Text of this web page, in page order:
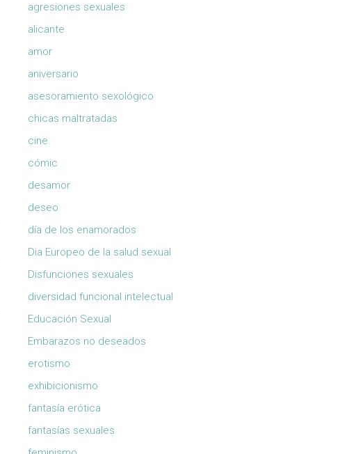
agresiones sexuales
alicante
amor
aniversario
asesoramiento sexológico
chicas maltratadas
cine
cómic
desamor
deseo
día de los enamorados
Dia Europeo de la salud sexual
Disfunciones sexuales
diversidad funcional intelectual
Educación Sexual
Embarazos no deseados
erotismo
exhibicionismo
fantasía erótica
fantasías sexuales